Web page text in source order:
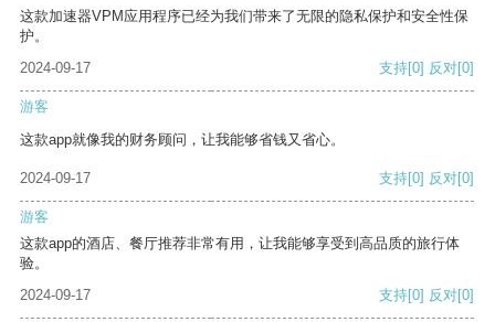
这款加速器VPM应用程序已经为我们带来了无限的隐私保护和安全性保
护。
2024-09-17
支持[0] 反对[0]
游客
这款app就像我的财务顾问，让我能够省钱又省心。
2024-09-17 支持[0] 反对[0]
游客
这款app的酒店、餐厅推荐非常有用，让我能够享受到高品质的旅行体
验。
2024-09-17
支持[0] 反对[0]